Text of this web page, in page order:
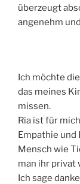
überzeugt
angenehm
Ich möchte
das meines
missen.
Ria ist für
Empathie
Mensch wie
man ihr privat
Ich sage